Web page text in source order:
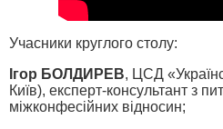
Учасники круглого столу:
Ігор БОЛДИРЕВ, ЦСД
Київ), експерт-консультант з
міжконфесійних відносин;